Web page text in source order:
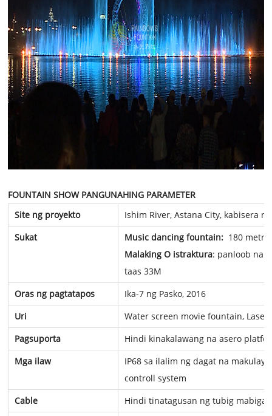
FOUNTAIN SHOW PANGUNAHING PARAMETER
Site ng proyekto
Ishim River, Astana City, kabisera
Sukat
Music dancing fountain: 180
Malaking O istraktura: panloob na
taas 33M
Oras ng pagtatapos
Ika-7 ng Pasko, 2016
Uri
Water screen movie fountain,
Pagsuporta
Hindi kinakalawang na asero
Mga ilaw
IP68 sa ilalim ng dagat na makulay
controll system
Cable
Hindi tinatagusan ng tubig